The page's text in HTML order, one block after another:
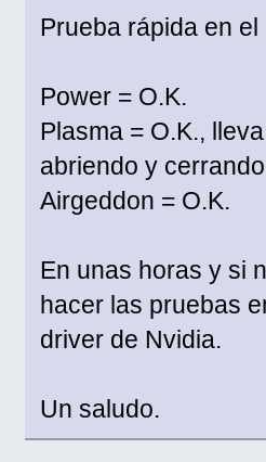
Prueba rápida en
Power = O.K.
Plasma = O.K.,
abriendo y
Airgeddon = O.K.
En unas horas y si
hacer las pruebas
driver de Nvidia.
Un saludo.